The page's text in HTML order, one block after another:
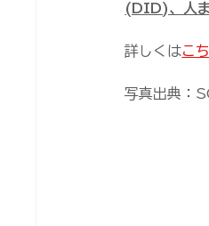
(DID)、人
詳しくはこ
写真出典：